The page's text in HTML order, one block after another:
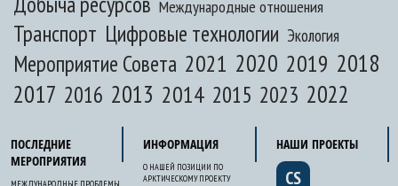
Международные отношения
Транспорт Цифровые технологии Экология
Мероприятие Совета 2021 2020 2019 2018
2017 2016 2013 2014 2015 2023 2022
ПОСЛЕДНИЕ
МЕРОПРИЯТИЯ
ИНФОРМАЦИЯ
О НАШЕЙ ПОЗИЦИИ ПО
АРКТИЧЕСКОМУ ПРОЕКТУ
НАШИ ПРОЕКТЫ
CS